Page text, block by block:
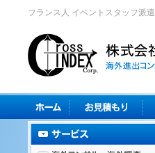
フランス人 イベントスタッフ派遣